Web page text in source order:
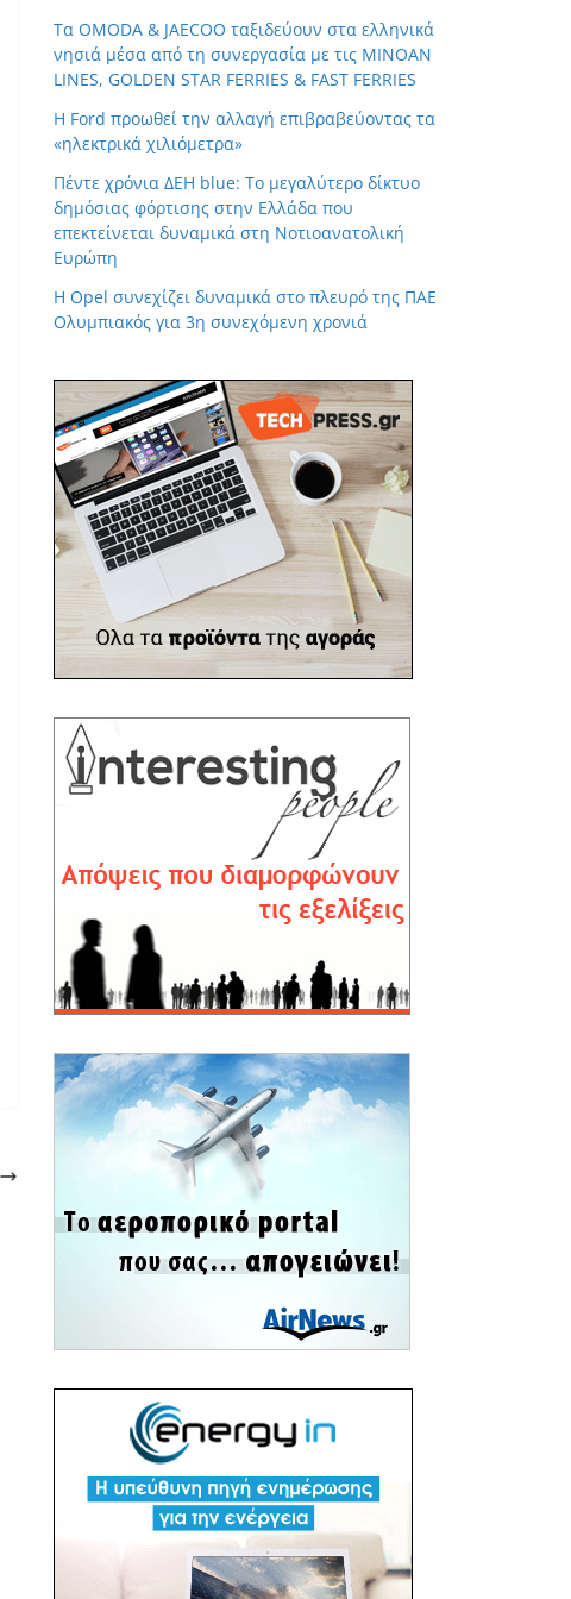
Τα OMODA & JAECOO ταξιδεύουν στα ελληνικά
νησιά μέσα από τη συνεργασία με τις MINOAN
LINES, GOLDEN STAR FERRIES & FAST FERRIES
Η Ford προωθεί την αλλαγή επιβραβεύοντας τα
«ηλεκτρικά χιλιόμετρα»
Πέντε χρόνια ΔΕΗ blue: Το μεγαλύτερο δίκτυο
δημόσιας φόρτισης στην Ελλάδα που
επεκτείνεται δυναμικά στη Νοτιοανατολική
Ευρώπη
Η Opel συνεχίζει δυναμικά στο πλευρό της ΠΑΕ
Ολυμπιακός για 3η συνεχόμενη χρονιά